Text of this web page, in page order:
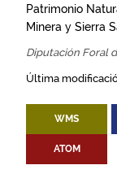
Patrimonio
Minera y Sierra
Diputación Foral
Última
WMS
ATOM